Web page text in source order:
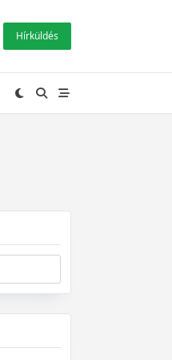
Hírküldés